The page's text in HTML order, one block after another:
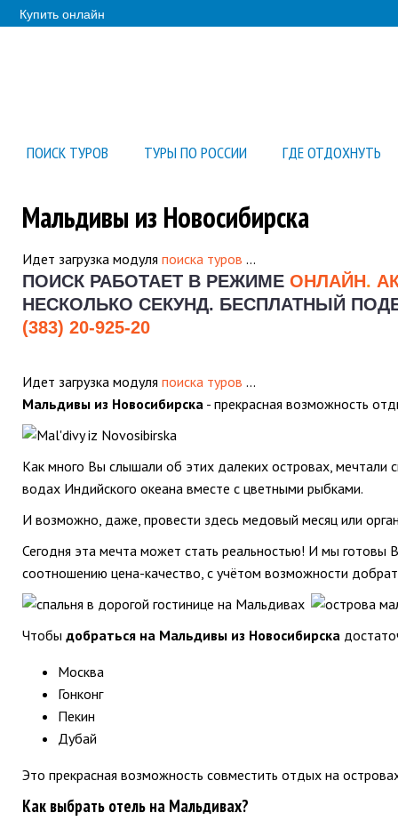
Купить онлайн
ПОИСК ТУРОВ ТУРЫ ПО РОССИИ ГДЕ ОТДОХНУТЬ
Мальдивы из Новосибирска
Идет загрузка модуля поиска туров …
ПОИСК РАБОТАЕТ В РЕЖИМЕ ОНЛАЙН.
НЕСКОЛЬКО СЕКУНД. БЕСПЛАТНЫЙ
(383) 20-925-20
Идет загрузка модуля поиска туров …
Мальдивы из Новосибирска - прекрасная возможность
Как много Вы слышали об этих далеких островах, мечтали
водах Индийского океана вместе с цветными рыбками.
И возможно, даже, провести здесь медовый месяц или
Сегодня эта мечта может стать реальностью! И мы
соотношению цена-качество, с учётом возможности
Чтобы добраться на Мальдивы из Новосибирска
Москва
Гонконг
Пекин
Дубай
Это прекрасная возможность совместить отдых на
Как выбрать отель на Мальдивах?